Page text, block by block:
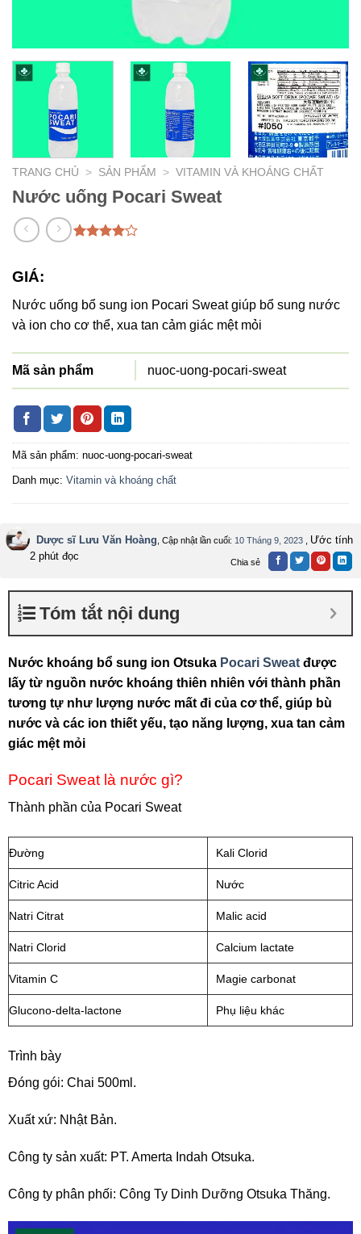
TRANG CHỦ > SẢN PHẨM > VITAMIN VÀ KHOÁNG CHẤT
Nước uống Pocari Sweat
GIÁ:
Nước uống bổ sung ion Pocari Sweat giúp bổ sung nước
và ion cho cơ thể, xua tan cảm giác mệt mỏi
Mã sản phẩm nuoc-uong-pocari-sweat
Mã sản phẩm: nuoc-uong-pocari-sweat
Danh mục: Vitamin và khoáng chất
Dược sĩ Lưu Văn Hoàng , Cập nhật lần cuối: 10 Tháng 9, 2023
Ước tính
2 phút đọc
Chia sẻ
Tóm tắt nội dung
Nước khoáng bổ sung ion Otsuka Pocari Sweat được
lấy từ nguồn nước khoáng thiên nhiên với thành phần
tương tự như lượng nước mất đi của cơ thể, giúp bù
nước và các ion thiết yếu, tạo năng lượng, xua tan cảm
giác mệt mỏi
Pocari Sweat là nước gì?
Thành phần của Pocari Sweat
Đường Kali Clorid
Citric Acid Nước
Natri Citrat Malic acid
Natri Clorid Calcium lactate
Vitamin C Magie carbonat
Glucono-delta-lactone Phụ liệu khác
Trình bày
Đóng gói: Chai 500ml.
Xuất xứ: Nhật Bản.
Công ty sản xuất: PT. Amerta Indah Otsuka.
Công ty phân phối: Công Ty Dinh Dưỡng Otsuka Thăng.